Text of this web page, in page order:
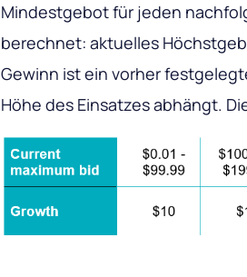
Mindestgebot für jeden
berechnet: aktuelles
Gewinn ist ein vorher
Höhe des Einsatzes abhängt.